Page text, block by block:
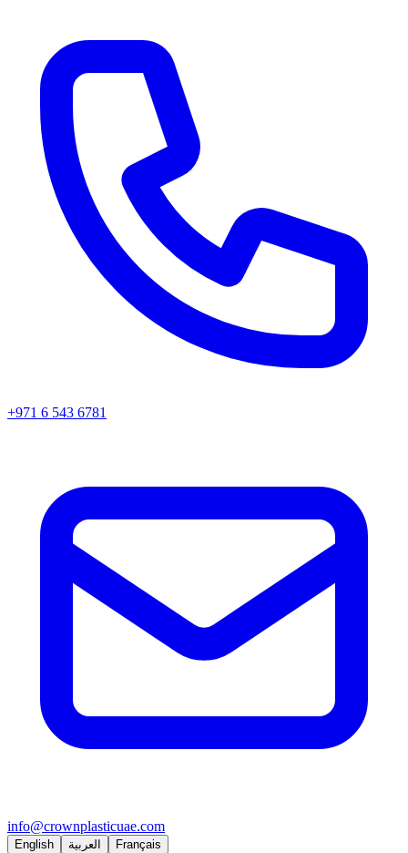
+971 6 543 6781
info@crownplasticuae.com
English العربية Français